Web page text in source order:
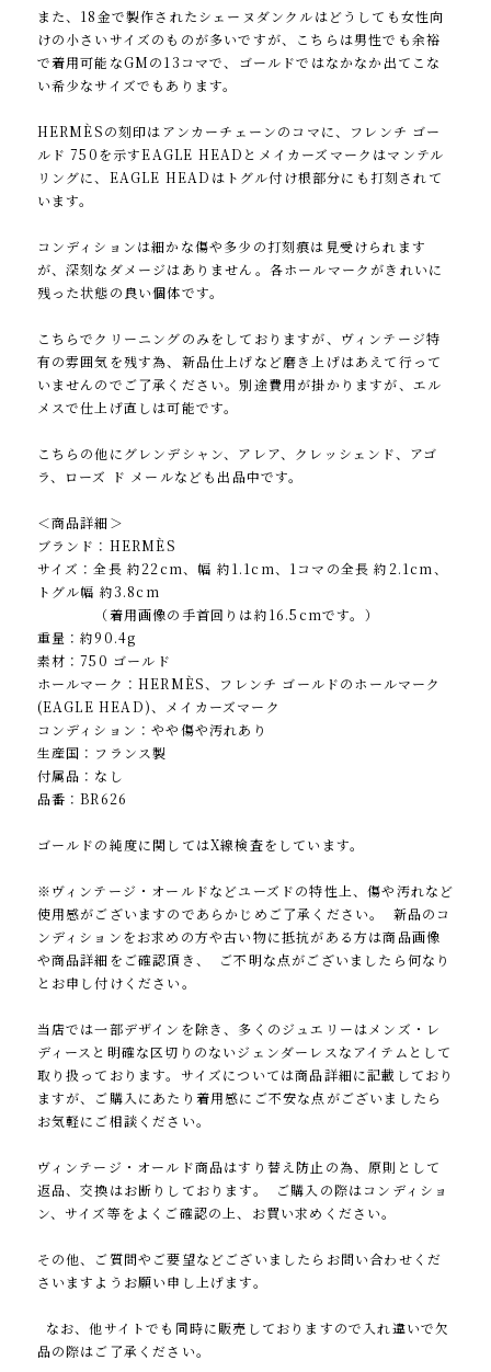
また、18金で製作されたシェーヌダンクルはどうしても女性向
けの小さいサイズのものが多いですが、こちらは男性でも余裕
で着用可能なGMの13コマで、ゴールドではなかなか出てこな
い希少なサイズでもあります。
HERMÈSの刻印はアンカーチェーンのコマに、フレンチ ゴー
ルド 750を示すEAGLE HEADとメイカーズマークはマンテル
リングに、EAGLE HEADはトグル付け根部分にも打刻されて
います。
コンディションは細かな傷や多少の打刻痕は見受けられます
が、深刻なダメージはありません。各ホールマークがきれいに
残った状態の良い個体です。
こちらでクリーニングのみをしておりますが、ヴィンテージ特
有の雰囲気を残す為、新品仕上げなど磨き上げはあえて行って
いませんのでご了承ください。別途費用が掛かりますが、エル
メスで仕上げ直しは可能です。
こちらの他にグレンデシャン、アレア、クレッシェンド、アゴ
ラ、ローズ ド メールなども出品中です。
＜商品詳細＞
ブランド：HERMÈS
サイズ：全長 約22cm、幅 約1.1cm、1コマの全長 約2.1cm、
トグル幅 約3.8cm
（着用画像の手首回りは約16.5cmです。）
重量：約90.4g
素材：750 ゴールド
ホールマーク：HERMÈS、フレンチ ゴールドのホールマーク
(EAGLE HEAD)、メイカーズマーク
コンディション：やや傷や汚れあり
生産国：フランス製
付属品：なし
品番：BR626
ゴールドの純度に関してはX線検査をしています。
※ヴィンテージ・オールドなどユーズドの特性上、傷や汚れなど
使用感がございますのであらかじめご了承ください。 新品のコ
ンディションをお求めの方や古い物に抵抗がある方は商品画像
や商品詳細をご確認頂き、 ご不明な点がございましたら何なり
とお申し付けください。
当店では一部デザインを除き、多くのジュエリーはメンズ・レ
ディースと明確な区切りのないジェンダーレスなアイテムとして
取り扱っております。サイズについては商品詳細に記載しており
ますが、ご購入にあたり着用感にご不安な点がございましたら
お気軽にご相談ください。
ヴィンテージ・オールド商品はすり替え防止の為、原則として
返品、交換はお断りしております。 ご購入の際はコンディショ
ン、サイズ等をよくご確認の上、お買い求めください。
その他、ご質問やご要望などございましたらお問い合わせくだ
さいますようお願い申し上げます。
なお、他サイトでも同時に販売しておりますので入れ違いで欠
品の際はご了承ください。